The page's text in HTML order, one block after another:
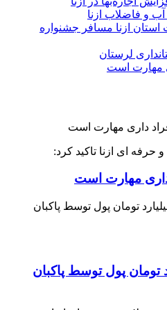
آب و فاضلاب ازنا
ازنا مسافر جشنواره
لرستان
مهارت است
ای ازنا تاکید کرد:
داری مهارت است
تومان پول توسط پاکبان